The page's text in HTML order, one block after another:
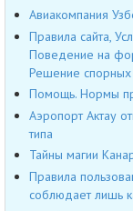
Авиакомпания
Правила сайта,
Поведение на
Решение спорных
Помощь. Нормы
Аэропорт Актау
типа
Тайны магии
Правила
соблюдает лишь